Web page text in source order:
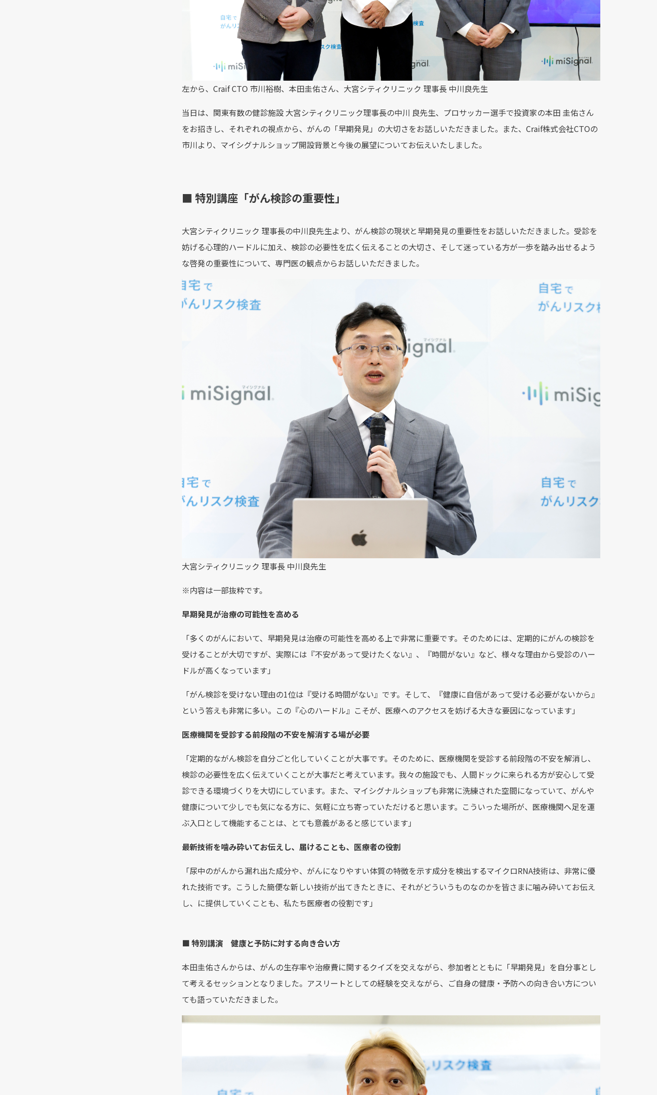
左から、Craif CTO 市川裕樹、本田圭佑さん、大宮シティクリニック 理事長 中川良先生
当日は、関東有数の健診施設 大宮シティクリニック理事長の中川 良先生、プロサッカー選手で投資家の本田 圭佑さん
をお招きし、それぞれの視点から、がんの「早期発見」の大切さをお話しいただきました。また、Craif株式会社CTOの
市川より、マイシグナルショップ開設背景と今後の展望についてお伝えいたしました。
■ 特別講座「がん検診の重要性」
大宮シティクリニック 理事長の中川良先生より、がん検診の現状と早期発見の重要性をお話しいただきました。受診を
妨げる心理的ハードルに加え、検診の必要性を広く伝えることの大切さ、そして迷っている方が一歩を踏み出せるよう
な啓発の重要性について、専門医の観点からお話しいただきました。
大宮シティクリニック 理事長 中川良先生
※内容は一部抜粋です。
早期発見が治療の可能性を高める
「多くのがんにおいて、早期発見は治療の可能性を高める上で非常に重要です。そのためには、定期的にがんの検診を
受けることが大切ですが、実際には『不安があって受けたくない』、『時間がない』など、様々な理由から受診のハー
ドルが高くなっています」
「がん検診を受けない理由の1位は『受ける時間がない』です。そして、『健康に自信があって受ける必要がないから』
という答えも非常に多い。この『心のハードル』こそが、医療へのアクセスを妨げる大きな要因になっています」
医療機関を受診する前段階の不安を解消する場が必要
「定期的ながん検診を自分ごと化していくことが大事です。そのために、医療機関を受診する前段階の不安を解消し、
検診の必要性を広く伝えていくことが大事だと考えています。我々の施設でも、人間ドックに来られる方が安心して受
診できる環境づくりを大切にしています。また、マイシグナルショップも非常に洗練された空間になっていて、がんや
健康について少しでも気になる方に、気軽に立ち寄っていただけると思います。こういった場所が、医療機関へ足を運
ぶ入口として機能することは、とても意義があると感じています」
最新技術を噛み砕いてお伝えし、届けることも、医療者の役割
「尿中のがんから漏れ出た成分や、がんになりやすい体質の特徴を示す成分を検出するマイクロRNA技術は、非常に優
れた技術です。こうした簡便な新しい技術が出てきたときに、それがどういうものなのかを皆さまに噛み砕いてお伝え
し、に提供していくことも、私たち医療者の役割です」
■ 特別講演 健康と予防に対する向き合い方
本田圭佑さんからは、がんの生存率や治療費に関するクイズを交えながら、参加者とともに「早期発見」を自分事とし
て考えるセッションとなりました。アスリートとしての経験を交えながら、ご自身の健康・予防への向き合い方につい
ても語っていただきました。